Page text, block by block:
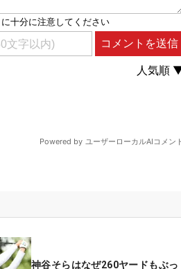
神谷そらはなぜ260ヤードもぶっ